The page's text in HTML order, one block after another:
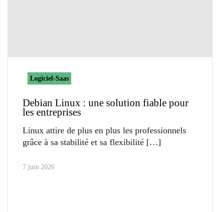
Logiciel-Saas
Debian Linux : une solution fiable pour
les entreprises
Linux attire de plus en plus les professionnels
grâce à sa stabilité et sa flexibilité
7 juin 2026